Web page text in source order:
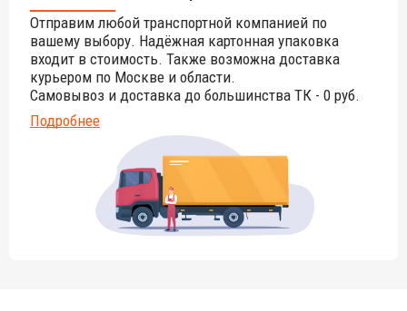
цвета данного изделия обращайтесь к нашим
менеджерам!
Отправим любой транспортной компанией по
вашему выбору. Надёжная картонная упаковка
входит в стоимость. Также возможна доставка
курьером по Москве и области.
Самовывоз и доставка до большинства ТК - 0 руб.
Подробнее